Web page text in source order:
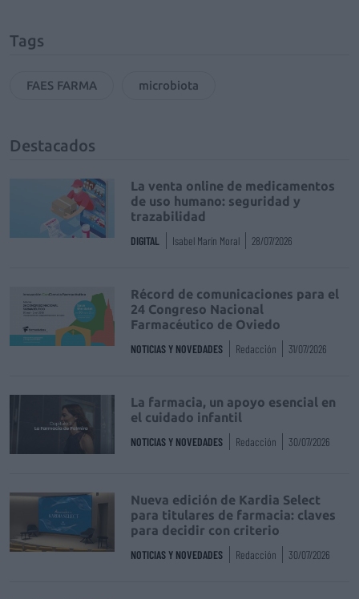
Tags
FAES FARMA microbiota
Destacados
La venta online de medicamentos
de uso humano: seguridad y
trazabilidad
DIGITAL Isabel Marín Moral 28/07/2026
Récord de comunicaciones para el
24 Congreso Nacional
Farmacéutico de Oviedo
NOTICIAS Y NOVEDADES Redacción 31/07/2026
La farmacia, un apoyo esencial en
el cuidado infantil
NOTICIAS Y NOVEDADES Redacción 30/07/2026
Nueva edición de Kardia Select
para titulares de farmacia: claves
para decidir con criterio
NOTICIAS Y NOVEDADES Redacción 30/07/2026